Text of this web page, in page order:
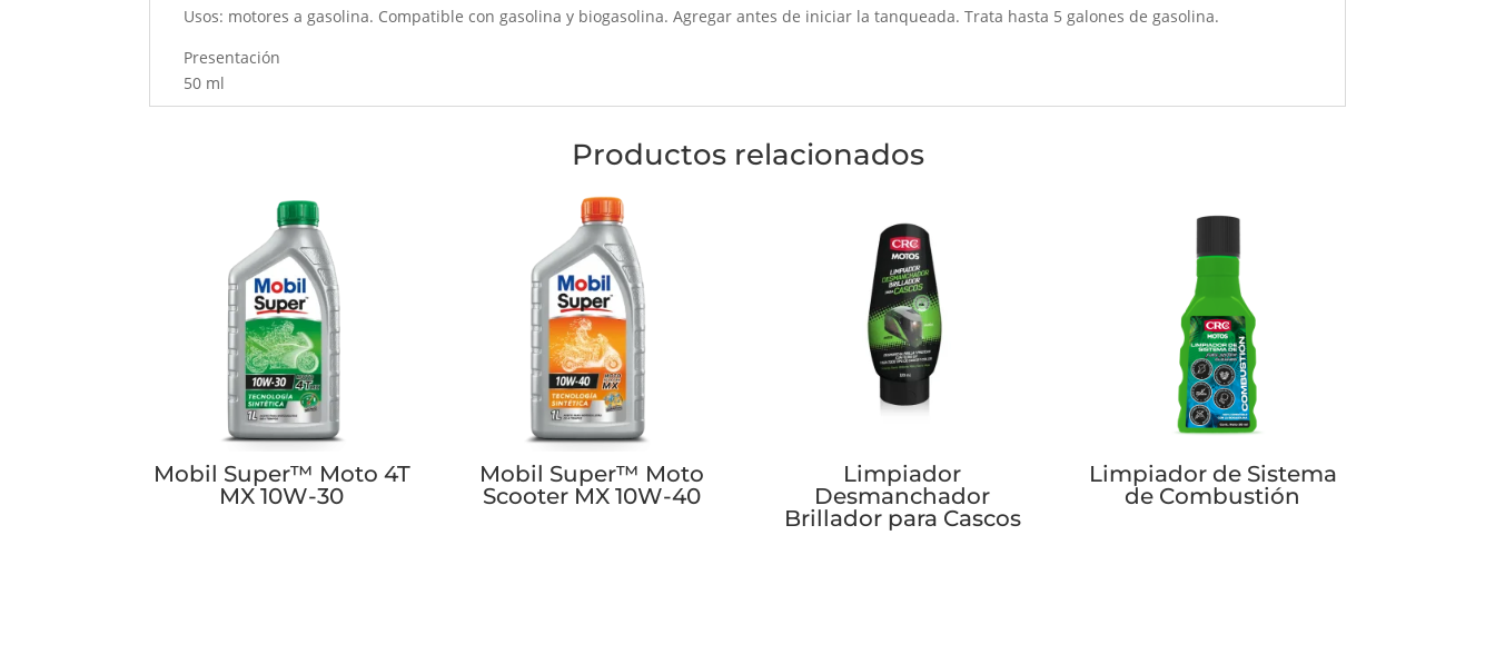
Usos: motores a gasolina. Compatible con gasolina y biogasolina. Agregar antes de iniciar la tanqueada. Trata hasta 5 galones de gasolina.
Presentación
50 ml
Productos relacionados
Mobil Super™ Moto 4T
MX 10W-30
Mobil Super™ Moto
Scooter MX 10W-40
Limpiador
Desmanchador
Brillador para Cascos
Limpiador de Sistema
de Combustión